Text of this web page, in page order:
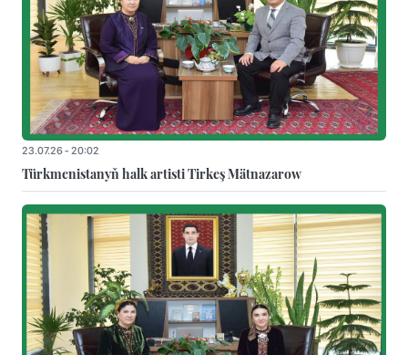
23.07.26 - 20:02
Türkmenistanyň halk artisti Tirkeş Mätnazarow